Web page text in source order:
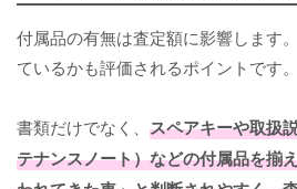
付属品の有無は査定額に影響します
ているかも評価されるポイントです。
書類だけでなく、 スペアキーや取扱
テナンスノート）などの付属品を揃